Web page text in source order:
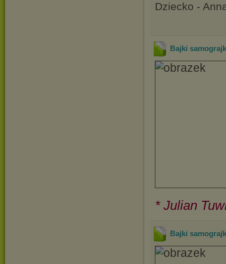
Dziecko -
Bajki
* Julian
Bajki